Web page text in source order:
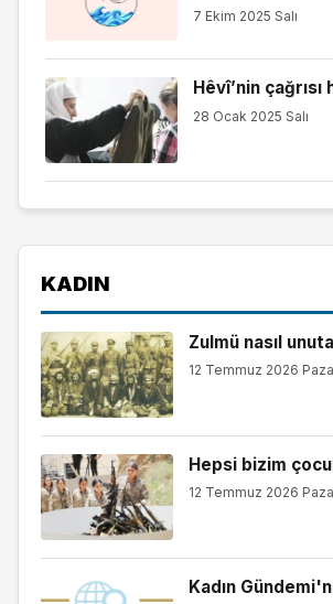
7 Ekim 2025 Salı
Hêvî’nin
28 Ocak 2025 Salı
KADIN
Zulmü nasıl
12 Temmuz 2026
Hepsi bizim
12 Temmuz 2026
Kadın